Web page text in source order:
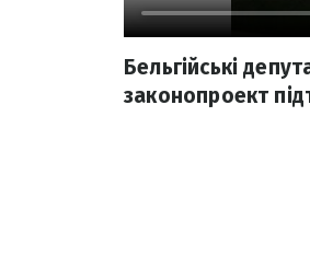
Бельгійські
законопроект